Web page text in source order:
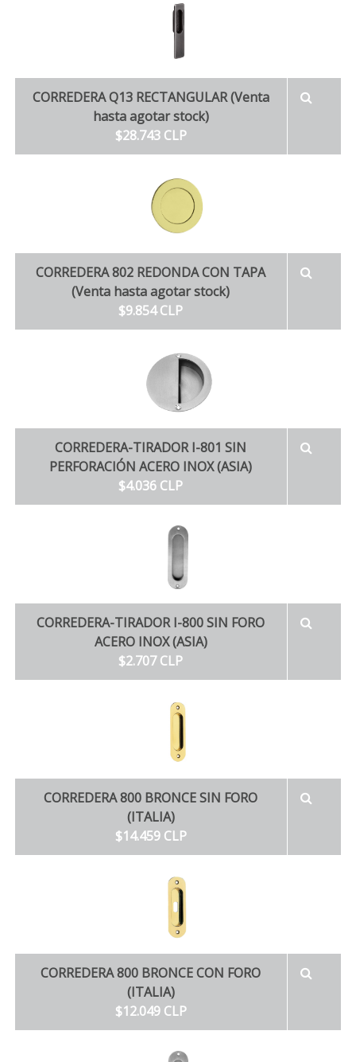
CORREDERA Q13 RECTANGULAR (Venta
hasta agotar stock)
$28.743 CLP
CORREDERA 802 REDONDA CON TAPA
(Venta hasta agotar stock)
$9.854 CLP
CORREDERA-TIRADOR I-801 SIN
PERFORACIÓN ACERO INOX (ASIA)
$4.036 CLP
CORREDERA-TIRADOR I-800 SIN FORO
ACERO INOX (ASIA)
$2.707 CLP
CORREDERA 800 BRONCE SIN FORO
(ITALIA)
$14.459 CLP
CORREDERA 800 BRONCE CON FORO
(ITALIA)
$12.049 CLP